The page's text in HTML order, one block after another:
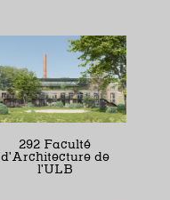
292 Faculté
d'Architecture de
l'ULB